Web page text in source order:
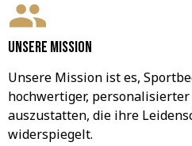
Unsere Mission
Unsere Mission ist es,
hochwertiger,
auszustatten, die ihre
widerspiegelt.